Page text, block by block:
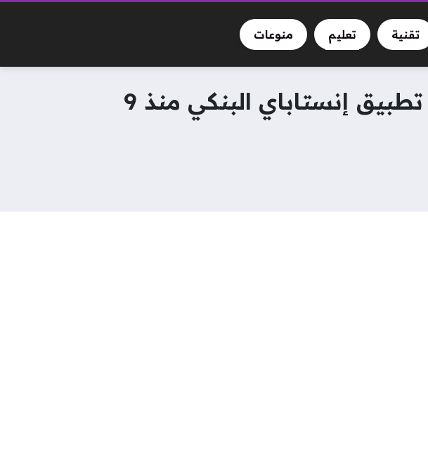
تقنية تعليم منوعات
لا داعي للانتظار: أسرار التحويل اللحظي عبر تطبيق إنستاباي البنكي منذ 9